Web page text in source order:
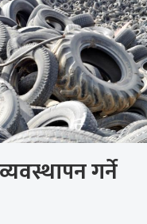
गर्ने